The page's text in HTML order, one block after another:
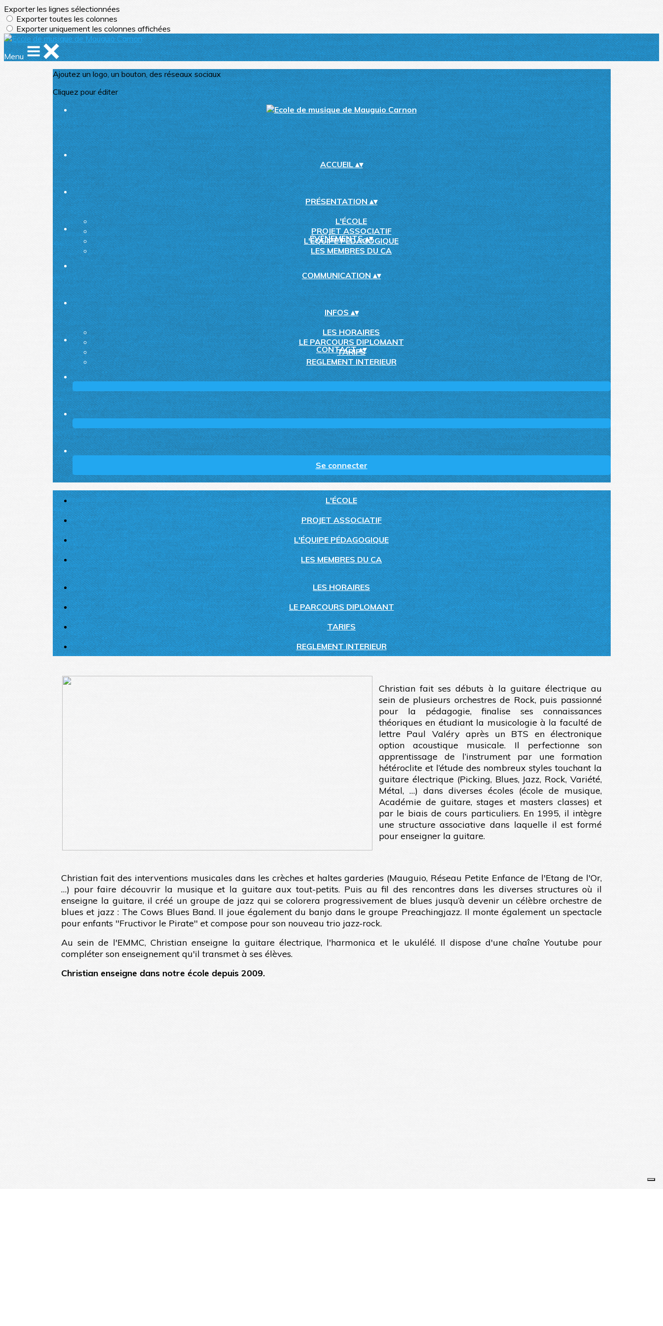
Exporter les lignes sélectionnées
Exporter toutes les colonnes
Exporter uniquement les colonnes affichées
Menu
Ajoutez un logo, un bouton, des réseaux sociaux
Cliquez pour éditer
ACCUEIL▴▾
PRÉSENTATION▴▾
L'ÉCOLE
PROJET ASSOCIATIF
L'ÉQUIPE PÉDAGOGIQUE
LES MEMBRES DU CA
ÉVÈNEMENTS▴▾
COMMUNICATION▴▾
INFOS▴▾
LES HORAIRES
LE PARCOURS DIPLOMANT
TARIFS
REGLEMENT INTERIEUR
CONTACT▴▾
Se connecter
L'ÉCOLE
PROJET ASSOCIATIF
L'ÉQUIPE PÉDAGOGIQUE
LES MEMBRES DU CA
LES HORAIRES
LE PARCOURS DIPLOMANT
TARIFS
REGLEMENT INTERIEUR
Christian fait ses débuts à la guitare électrique au
sein de plusieurs orchestres de Rock, puis passionné
pour la pédagogie, finalise ses connaissances
théoriques en étudiant la musicologie à la faculté de
lettre Paul Valéry après un BTS en électronique
option acoustique musicale. Il perfectionne son
apprentissage de l’instrument par une formation
hétéroclite et l’étude des nombreux styles touchant la
guitare électrique (Picking, Blues, Jazz, Rock, Variété,
Métal, …) dans diverses écoles (école de musique,
Académie de guitare, stages et masters classes) et
par le biais de cours particuliers. En 1995, il intègre
une structure associative dans laquelle il est formé
pour enseigner la guitare.
Christian fait des interventions musicales dans les crèches et haltes garderies (Mauguio, Réseau Petite Enfance de l'Etang de l'Or,
…) pour faire découvrir la musique et la guitare aux tout-petits. Puis au fil des rencontres dans les diverses structures où il
enseigne la guitare, il créé un groupe de jazz qui se colorera progressivement de blues jusqu’à devenir un célèbre orchestre de
blues et jazz : The Cows Blues Band. Il joue également du banjo dans le groupe Preachingjazz. Il monte également un spectacle
pour enfants ''Fructivor le Pirate'' et compose pour son nouveau trio jazz-rock.
Au sein de l'EMMC, Christian enseigne la guitare électrique, l'harmonica et le ukulélé. Il dispose d'une chaîne Youtube pour
compléter son enseignement qu'il transmet à ses élèves.
Christian enseigne dans notre école depuis 2009.